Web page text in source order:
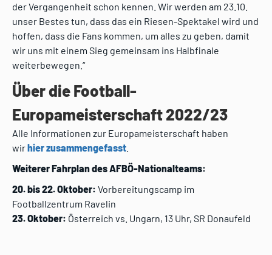
der Vergangenheit schon kennen. Wir werden am 23.10.
unser Bestes tun, dass das ein Riesen-Spektakel wird und
hoffen, dass die Fans kommen, um alles zu geben, damit
wir uns mit einem Sieg gemeinsam ins Halbfinale
weiterbewegen.“
Über die Football-
Europameisterschaft 2022/23
Alle Informationen zur Europameisterschaft haben
wirhier zusammengefasst
Weiterer Fahrplan des AFBÖ-Nationalteams:
20. bis 22. Oktober: Vorbereitungscamp im
Footballzentrum Ravelin
23. Oktober: Österreich vs. Ungarn, 13 Uhr, SR Donaufeld